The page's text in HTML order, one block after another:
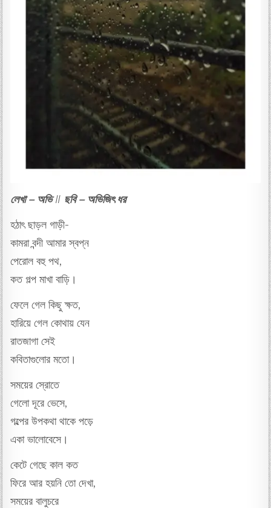
লেখা – অভি// ছবি – অভিজিৎ ধর
হঠাৎ ছাড়ল গাড়ী-
কামরা বন্দী আমার স্বপ্ন
পেরোল বহু পথ,
কত গল্প মাখা বাড়ি।
ফেলে গেল কিছু ক্ষত,
হারিয়ে গেল কোথায় যেন
রাতজাগা সেই
কবিতাগুলোর মতো।
সময়ের স্রোতে
গেলো দূরে ভেসে,
গল্পের উপকথা থাকে পড়ে
একা ভালোবেসে।
কেটে গেছে কাল কত
ফিরে আর হয়নি তো দেখা,
সময়ের বালুচরে